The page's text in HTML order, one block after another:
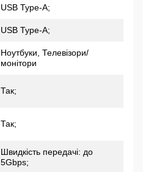
USB Type-A;
USB Type-A;
Ноутбуки, Телевізори/
монітори
Так;
Так;
Швидкість передачі: до
5Gbps;